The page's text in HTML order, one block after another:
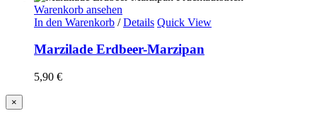
Warenkorb ansehen
In den Warenkorb / Details Quick View
Marzilade Erdbeer-Marzipan
5,90 €
Close
product
×